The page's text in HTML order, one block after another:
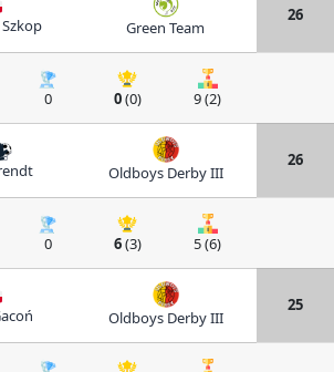
Green Team
26
0 0(0) 9 (2)
Oldboys Derby III
26
0 6(3) 5 (6)
Oldboys Derby III
25